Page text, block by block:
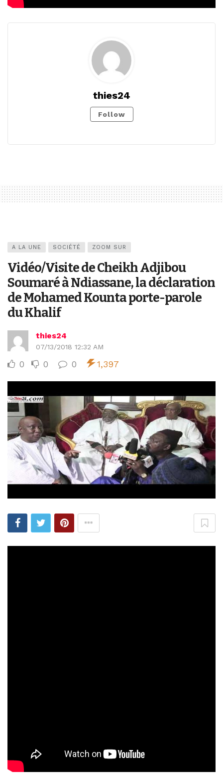
thies24
Follow
A LA UNE SOCIÉTÉ ZOOM SUR
Vidéo/Visite de Cheikh Adjibou
Soumaré à Ndiassane, la déclaration
de Mohamed Kounta porte-parole
du Khalif
thies24
07/13/2018 12:32 AM
0 0 0 1,397